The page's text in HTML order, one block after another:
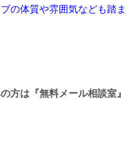
の体質や雰囲気なども踏ま
方は『無料メール相談室